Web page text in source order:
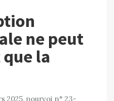
ne peut
la
2025, pourvoi n° 23-